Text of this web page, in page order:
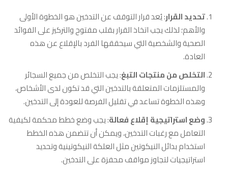
تحديد القرار: يُعد قرار التوقف عن التدخين هو الخطوة الأولى
والأهم؛ لذلك يجب اتخاذ القرار بقلب مفتوح والتركيز على الفوائد
الصحية والشخصية التي سيحققها الفرد بالإقلاع عن هذه
العادة.
التخلص من منتجات التبغ: يجب التخلص من جميع السجائر
والمستلزمات المتعلقة بالتدخين التي قد تكون لدى الأشخاص،
وهذه الخطوة تساعد في تقليل الفرصة للعودة إلى التدخين.
وضع استراتيجية إقلاع فعالة: يجب وضع خطط محكمة لكيفية
التعامل مع رغبات التدخين، ويمكن أن تتضمن هذه الخطط
استخدام بدائل النيكوتين مثل العلكة النيكوتينية وتحديد
استراتيجيات لتجاوز مواقف محفزة على التدخين.